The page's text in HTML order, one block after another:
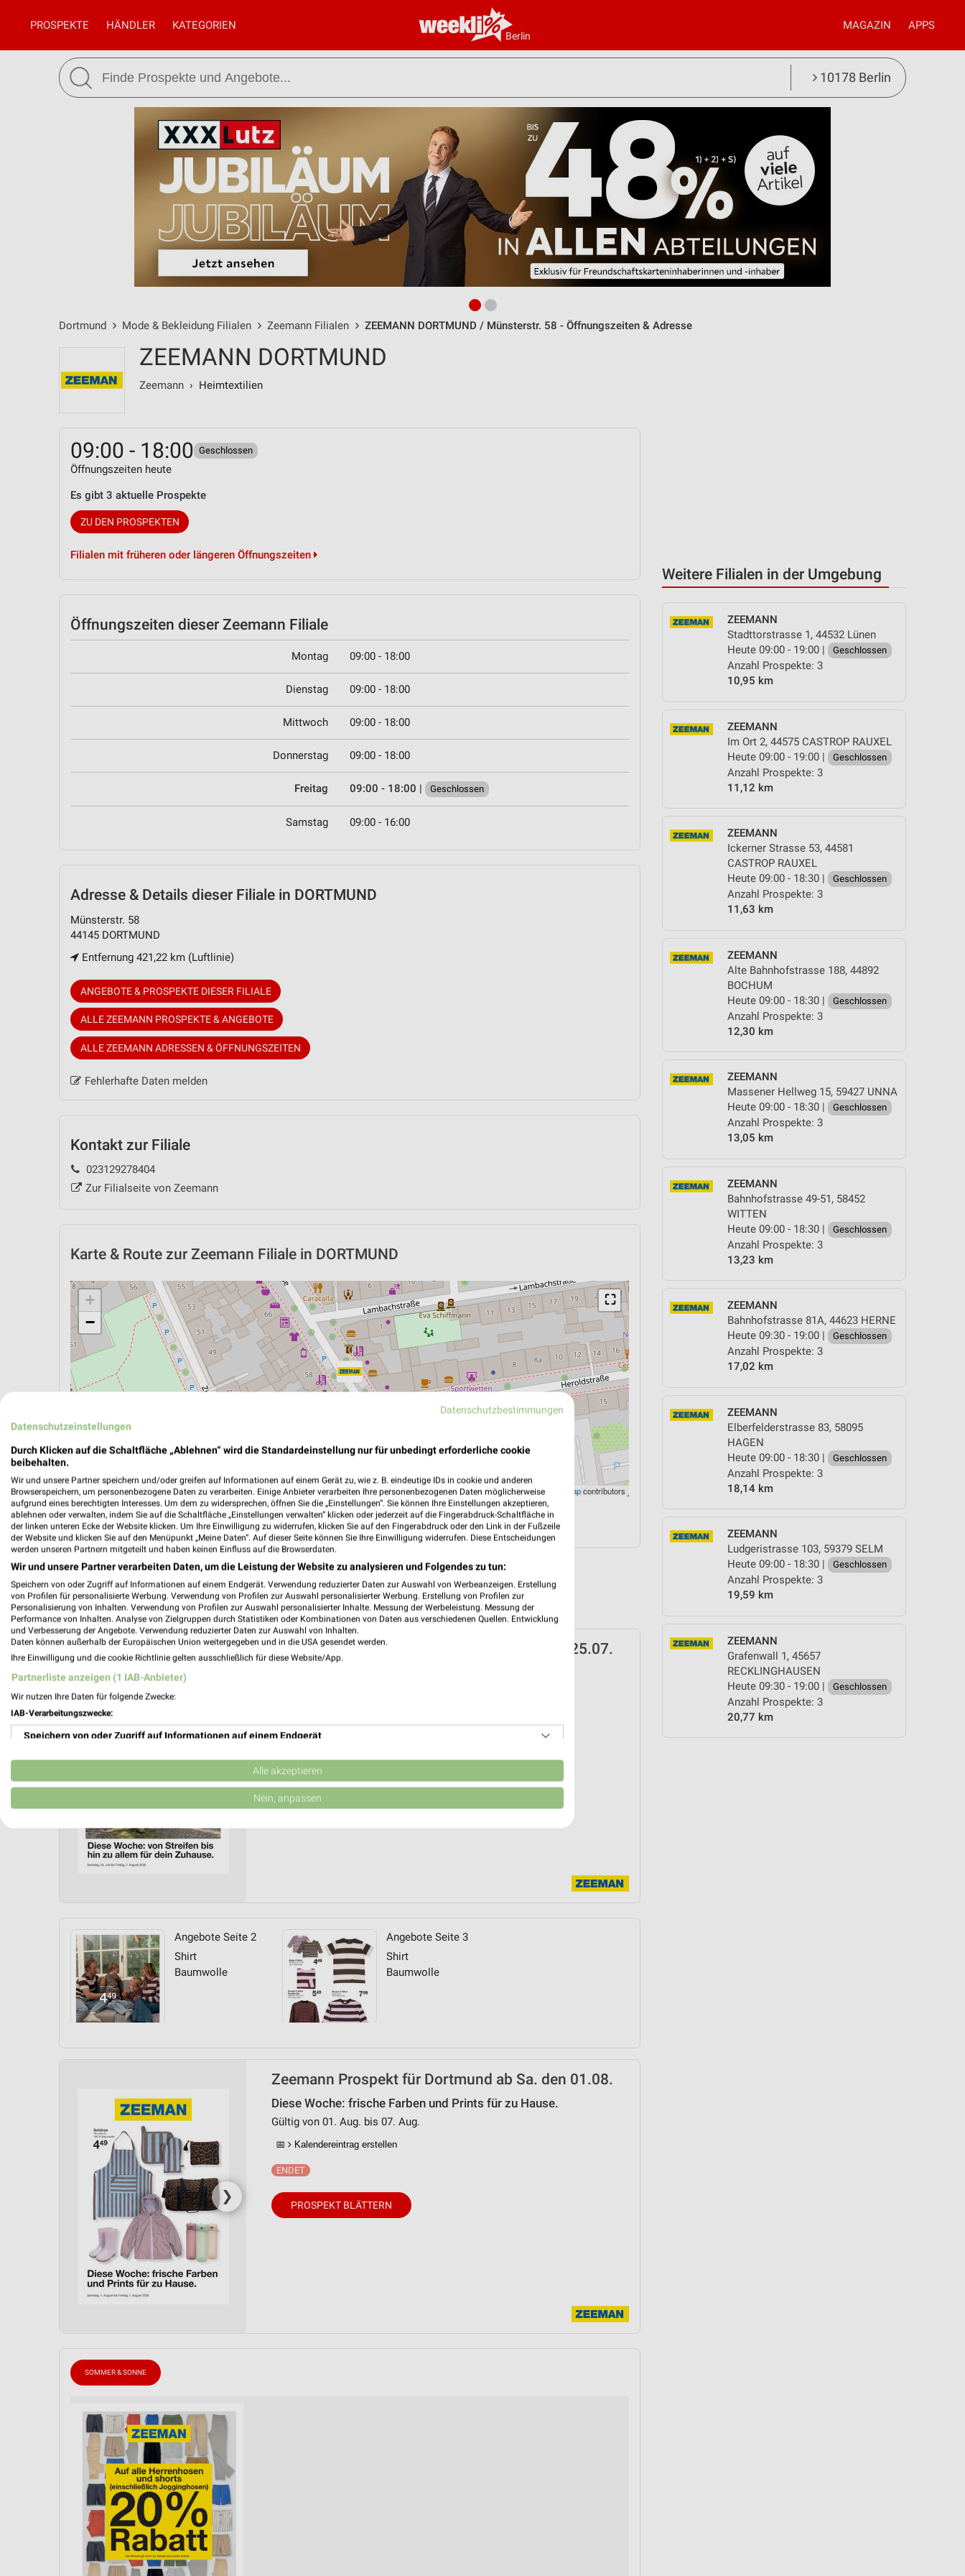
Berlin
PROSPEKTE HÄNDLER KATEGORIEN MAGAZIN APPS
10178 Berlin
Dortmund Mode & Bekleidung Filialen Zeemann Filialen ZEEMANN DORTMUND / Münsterstr. 58 - Öffnungszeiten & Adresse
Weitere Filialen in der Umgebung
ZEEMANN
Stadttorstrasse 1, 44532 Lünen
Heute 09:00 - 19:00 |
Geschlossen
Anzahl Prospekte: 3
10,95 km
ZEEMANN
Im Ort 2, 44575 CASTROP RAUXEL
Heute 09:00 - 19:00 |
Geschlossen
Anzahl Prospekte: 3
11,12 km
ZEEMANN
Ickerner Strasse 53, 44581
CASTROP RAUXEL
Heute 09:00 - 18:30 |
Geschlossen
Anzahl Prospekte: 3
11,63 km
ZEEMANN
Alte Bahnhofstrasse 188, 44892
BOCHUM
Heute 09:00 - 18:30 |
Geschlossen
Anzahl Prospekte: 3
12,30 km
ZEEMANN
Massener Hellweg 15, 59427 UNNA
Heute 09:00 - 18:30 |
Geschlossen
Anzahl Prospekte: 3
13,05 km
ZEEMANN
Bahnhofstrasse 49-51, 58452
WITTEN
Heute 09:00 - 18:30 |
Geschlossen
Anzahl Prospekte: 3
13,23 km
ZEEMANN
Bahnhofstrasse 81A, 44623 HERNE
Heute 09:30 - 19:00 |
Geschlossen
Anzahl Prospekte: 3
17,02 km
ZEEMANN
Elberfelderstrasse 83, 58095
HAGEN
Heute 09:00 - 18:30 |
Geschlossen
Anzahl Prospekte: 3
18,14 km
ZEEMANN
Ludgeristrasse 103, 59379 SELM
Heute 09:00 - 18:30 |
Geschlossen
Anzahl Prospekte: 3
19,59 km
ZEEMANN
Grafenwall 1, 45657
RECKLINGHAUSEN
Heute 09:30 - 19:00 |
Geschlossen
Anzahl Prospekte: 3
20,77 km
ZEEMANN DORTMUND
Zeemann › Heimtextilien
09:00 - 18:00 Geschlossen
Öffnungszeiten heute
Es gibt 3 aktuelle Prospekte
ZU DEN PROSPEKTEN
Filialen mit früheren oder längeren Öffnungszeiten
Öffnungszeiten dieser Zeemann Filiale
Montag 09:00 - 18:00
Dienstag 09:00 - 18:00
Mittwoch 09:00 - 18:00
Donnerstag 09:00 - 18:00
Freitag 09:00 - 18:00 | Geschlossen
Samstag 09:00 - 16:00
Adresse & Details dieser Filiale in DORTMUND
Münsterstr. 58
44145 DORTMUND
Entfernung 421,22 km (Luftlinie)
ANGEBOTE & PROSPEKTE DIESER FILIALE
ALLE ZEEMANN PROSPEKTE & ANGEBOTE
ALLE ZEEMANN ADRESSEN & ÖFFNUNGSZEITEN
Fehlerhafte Daten melden
Kontakt zur Filiale
023129278404
Zur Filialseite von Zeemann
Karte & Route zur Zeemann Filiale in DORTMUND
⛶
+
−
Leaflet|©OpenStreetMapcontributors
ÖPNV ANZEIGEN LADESÄULEN ANZEIGEN NAVIGATION MIT GOOGLE/IOS MAPS
Aktuelle Angebote in dieser Filiale
Anzahl Prospekte: 3
Letztes Prospektupdate: vor 22 Stunden
❯
Zeemann Prospekt für Dortmund ab Sa. den 25.07.
Angebote Seite 2
Shirt
Baumwolle
Angebote Seite 3
Shirt
Baumwolle
❯
Zeemann Prospekt für Dortmund ab Sa. den 01.08.
Diese Woche: frische Farben und Prints für zu Hause.
Gültig von 01. Aug. bis 07. Aug.
📅 Kalendereintrag erstellen
PROSPEKT BLÄTTERN
SOMMER & SONNE
Datenschutzbestimmungen
Datenschutzeinstellungen
Durch Klicken auf die Schaltfläche „Ablehnen“ wird die Standardeinstellung nur für unbedingt erforderliche cookie
beibehalten.
Wir und unsere Partner speichern und/oder greifen auf Informationen auf einem Gerät zu, wie z. B. eindeutige IDs in cookie und anderen
Browserspeichern, um personenbezogene Daten zu verarbeiten. Einige Anbieter verarbeiten Ihre personenbezogenen Daten möglicherweise
aufgrund eines berechtigten Interesses. Um dem zu widersprechen, öffnen Sie die „Einstellungen“. Sie können Ihre Einstellungen akzeptieren,
ablehnen oder verwalten, indem Sie auf die Schaltfläche „Einstellungen verwalten“ klicken oder jederzeit auf die Fingerabdruck-Schaltfläche in
der linken unteren Ecke der Website klicken. Um Ihre Einwilligung zu widerrufen, klicken Sie auf den Fingerabdruck oder den Link in der Fußzeile
der Website und klicken Sie auf den Menüpunkt „Meine Daten“. Auf dieser Seite können Sie Ihre Einwilligung widerrufen. Diese Entscheidungen
werden unseren Partnern mitgeteilt und haben keinen Einfluss auf die Browserdaten.
Wir und unsere Partner verarbeiten Daten, um die Leistung der Website zu analysieren und Folgendes zu tun:
Speichern von oder Zugriff auf Informationen auf einem Endgerät. Verwendung reduzierter Daten zur Auswahl von Werbeanzeigen. Erstellung
von Profilen für personalisierte Werbung. Verwendung von Profilen zur Auswahl personalisierter Werbung. Erstellung von Profilen zur
Personalisierung von Inhalten. Verwendung von Profilen zur Auswahl personalisierter Inhalte. Messung der Werbeleistung. Messung der
Performance von Inhalten. Analyse von Zielgruppen durch Statistiken oder Kombinationen von Daten aus verschiedenen Quellen. Entwicklung
und Verbesserung der Angebote. Verwendung reduzierter Daten zur Auswahl von Inhalten.
Daten können außerhalb der Europäischen Union weitergegeben und in die USA gesendet werden.
Ihre Einwilligung und die cookie Richtlinie gelten ausschließlich für diese Website/App.
Partnerliste anzeigen (1 IAB-Anbieter)
Wir nutzen Ihre Daten für folgende Zwecke:
IAB-Verarbeitungszwecke:
Speichern von oder Zugriff auf Informationen auf einem Endgerät
Verwendung reduzierter Daten zur Auswahl von Werbeanzeigen
Erstellung von Profilen für personalisierte Werbung
Erstellung von Profilen zur Personalisierung von Inhalten
Messung der Performance von Inhalten
Analyse von Zielgruppen durch Statistiken oder Kombinationen von Daten aus verschiedenen
Entwicklung und Verbesserung der Angebote
Geräte anhand von aktiv angeforderten Informationen identifizieren
Nicht-IAB-Verarbeitungszwecke:
Alle akzeptieren
Nein, anpassen